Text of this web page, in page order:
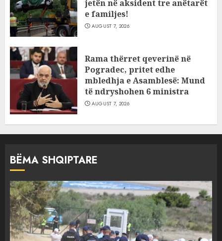
jetën në aksident tre anëtarët
e familjes!
AUGUST 7, 2026
Rama thërret qeverinë në
Pogradec, pritet edhe
mbledhja e Asamblesë: Mund
të ndryshohen 6 ministra
AUGUST 7, 2026
BËMA SHQIPTARE